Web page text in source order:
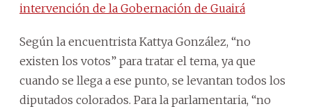
intervención de la Gobernación de Guairá
Según la encuentrista Kattya González, “no
existen los votos” para tratar el tema, ya que
cuando se llega a ese punto, se levantan todos los
diputados colorados. Para la parlamentaria, “no